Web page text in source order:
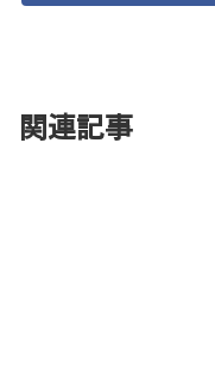
関連記事